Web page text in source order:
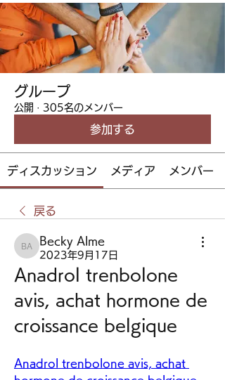
グループ
公開 · 305名のメンバー
参加する
ディスカッション メディア メンバー
戻る
Becky Alme
Becky Alme
2023年9月17日
Anadrol trenbolone
avis, achat hormone de
croissance belgique
Anadrol trenbolone avis, achat